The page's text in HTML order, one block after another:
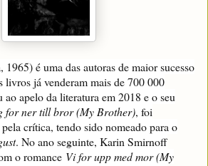
é uma das autoras de maior sucesso
livros já venderam mais de 700 000
ao apelo da literatura em 2018 e o seu
for ner till bror (My Brother), foi
crítica, tendo sido nomeado para o
. No ano seguinte, Karin Smirnoff
o romance Vi for upp med mor (My